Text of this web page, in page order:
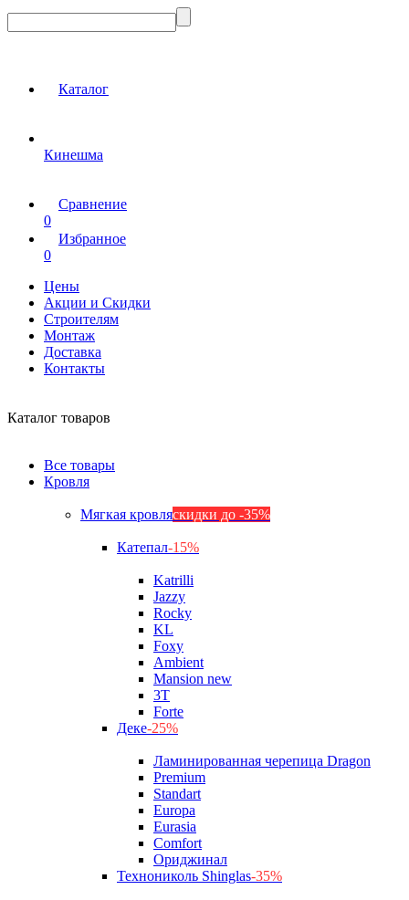
Каталог
Кинешма
Сравнение
0
Избранное
0
Цены
Акции и Скидки
Строителям
Монтаж
Доставка
Контакты
Каталог товаров
Все товары
Кровля
Мягкая кровляскидки до -35%
Катепал-15%
Katrilli
Jazzy
Rocky
KL
Foxy
Ambient
Mansion new
3Т
Forte
Деке-25%
Ламинированная черепица Dragon
Premium
Standart
Europa
Eurasia
Comfort
Ориджинал
Технониколь Shinglas-35%